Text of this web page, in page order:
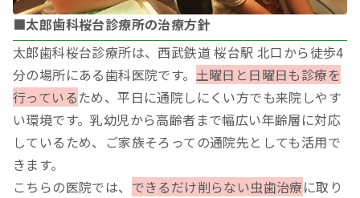
■太郎歯科桜台診療所の治療方針
太郎歯科桜台診療所は、西武鉄道 桜台駅 北口から徒歩4
分の場所にある歯科医院です。 土曜日と日曜日も診療を
行っているため、平日に通院しにくい方でも来院しやす
い環境です。乳幼児から高齢者まで幅広い年齢層に対応
しているため、ご家族そろっての通院先としても活用で
きます。
こちらの医院では、 できるだけ削らない虫歯治療に取り